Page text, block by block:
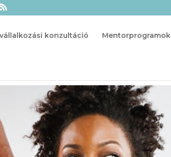
konzultáció Mentorprogramok